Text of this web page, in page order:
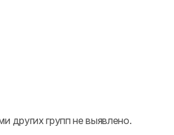
других групп не выявлено.